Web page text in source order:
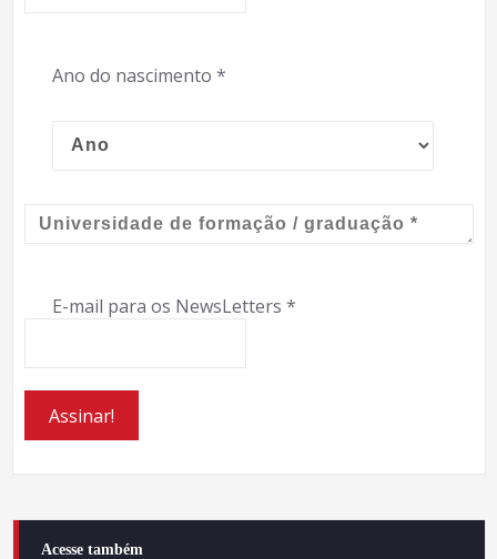
Ano do nascimento *
E-mail para os NewsLetters *
Acesse também